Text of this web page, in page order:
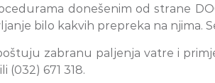
donešenim od strane
bilo kakvih prepreka na
zabranu paljenja vatre i
(032) 671 318.